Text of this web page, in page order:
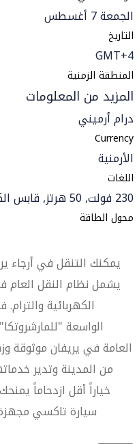
الجمعة 7 أغسطس
التاريخ
GMT+4
المنطقة الزمنية
المزيد من المعلومات
درام أرميني
Currency
الأرمنية
اللغات
230 فولت, 50 هرتز, قابس الكهرباء فئة C/F
محول الطاقة
يمكنك التنقل في أرجاء
يشمل نظام النقل العام
الكهربائية
الواسعة
العامة في يريفان موثوقة
من المدينة وتدير
خياراً أقل ازدحاماً
سيارة تاكسي